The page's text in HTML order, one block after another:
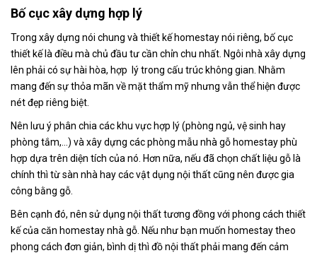
Bố cục xây dựng hợp lý
Trong xây dựng nói chung và thiết kế homestay nói riêng, bố cục
thiết kế là điều mà chủ đầu tư cần chỉn chu nhất. Ngôi nhà xây dựng
lên phải có sự hài hòa, hợp lý trong cấu trúc không gian. Nhằm
mang đến sự thỏa mãn về mặt thẩm mỹ nhưng vẫn thể hiện được
nét đẹp riêng biệt.
Nên lưu ý phân chia các khu vực hợp lý (phòng ngủ, vệ sinh hay
phòng tắm,…) và xây dựng các phòng mẫu nhà gỗ homestay phù
hợp dựa trên diện tích của nó. Hơn nữa, nếu đã chọn chất liệu gỗ là
chính thì từ sàn nhà hay các vật dụng nội thất cũng nên được gia
công bằng gỗ.
Bên cạnh đó, nên sử dụng nội thất tương đồng với phong cách thiết
kế của căn homestay nhà gỗ. Nếu như bạn muốn homestay theo
phong cách đơn giản, bình dị thì đồ nội thất phải mang đến cảm